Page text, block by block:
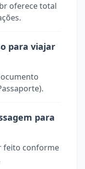
oferece total
para viajar
para
feito conforme